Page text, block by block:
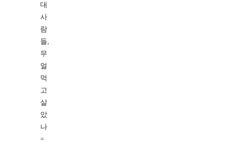
대
사
람
들,
무
얼
먹
고
살
았
나
=